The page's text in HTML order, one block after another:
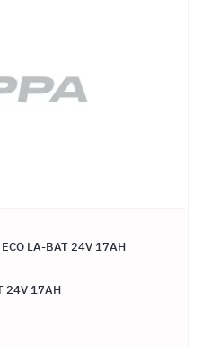
LA-BAT 24V 17AH
24V 17AH